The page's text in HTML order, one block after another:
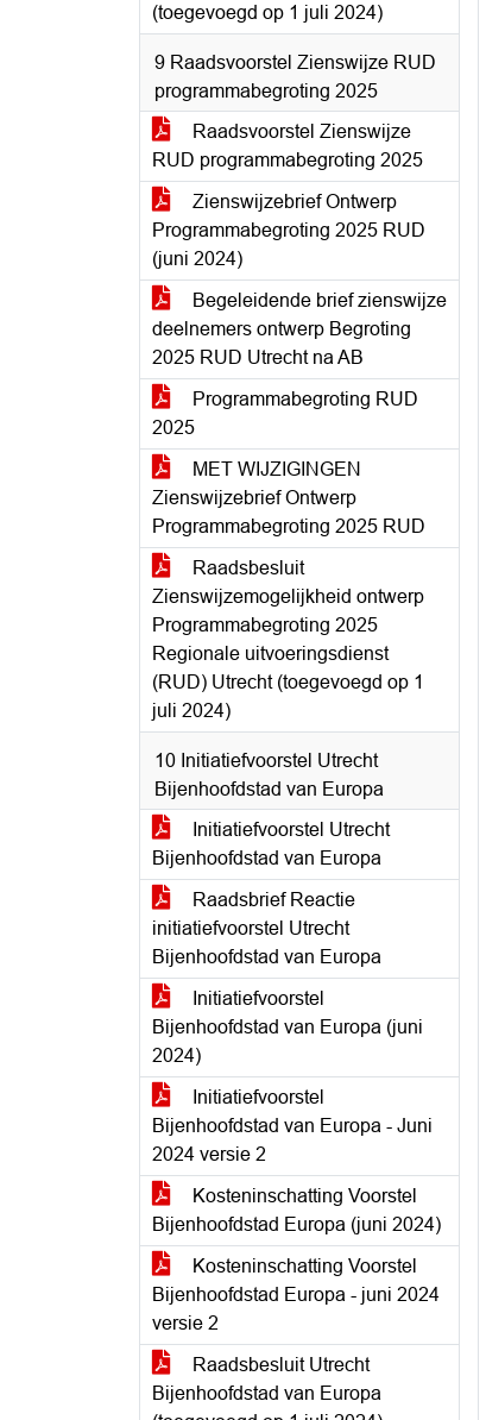
(toegevoegd op 1 juli 2024)
9 Raadsvoorstel Zienswijze RUD
programmabegroting 2025
Raadsvoorstel Zienswijze
RUD programmabegroting 2025
Zienswijzebrief Ontwerp
Programmabegroting 2025 RUD
(juni 2024)
Begeleidende brief zienswijze
deelnemers ontwerp Begroting
2025 RUD Utrecht na AB
Programmabegroting RUD
2025
MET WIJZIGINGEN
Zienswijzebrief Ontwerp
Programmabegroting 2025 RUD
Raadsbesluit
Zienswijzemogelijkheid ontwerp
Programmabegroting 2025
Regionale uitvoeringsdienst
(RUD) Utrecht (toegevoegd op 1
juli 2024)
10 Initiatiefvoorstel Utrecht
Bijenhoofdstad van Europa
Initiatiefvoorstel Utrecht
Bijenhoofdstad van Europa
Raadsbrief Reactie
initiatiefvoorstel Utrecht
Bijenhoofdstad van Europa
Initiatiefvoorstel
Bijenhoofdstad van Europa (juni
2024)
Initiatiefvoorstel
Bijenhoofdstad van Europa - Juni
2024 versie 2
Kosteninschatting Voorstel
Bijenhoofdstad Europa (juni 2024)
Kosteninschatting Voorstel
Bijenhoofdstad Europa - juni 2024
versie 2
Raadsbesluit Utrecht
Bijenhoofdstad van Europa